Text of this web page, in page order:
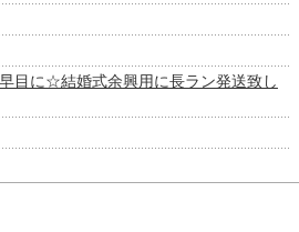
目に☆結婚式余興用に長ラン発送致し